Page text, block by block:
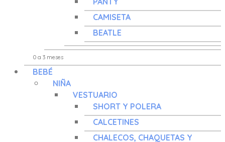
CAMISETA
BEATLE
BEBÉ
NIÑA
VESTUARIO
SHORT Y POLERA
CALCETINES
CHALECOS, CHAQUETAS Y